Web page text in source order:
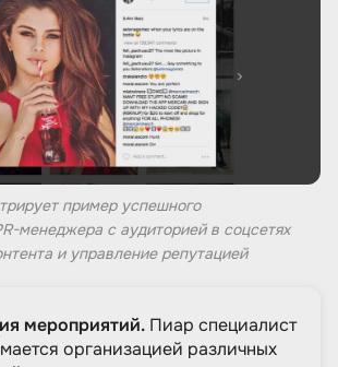
пример успешного
менеджера с аудиторией в соцсетях
и управление репутацией
мероприятий. Пиар специалист
организацией различных